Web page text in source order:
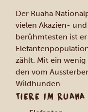
Der Ruaha
vielen Akazien-
berühmtesten ist
zählt. Mit ein wenig
den vom
Wildhunden.
TIERE IM RUAHA